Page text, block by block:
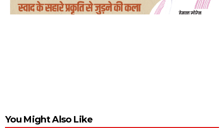
You Might Also Like